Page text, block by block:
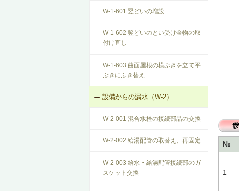
W-1-601 竪どいの増設
W-1-602 竪どいのとい受け金物の取
付け直し
W-1-603 曲面屋根の横ぶきを立て平
ぶきにふき替え
設備からの漏水（W-2）
W-2-001 混合水栓の接続部品の交換
W-2-002 給湯配管の取替え、再固定
W-2-003 給水・給湯配管接続部のガ
スケット交換
№
1